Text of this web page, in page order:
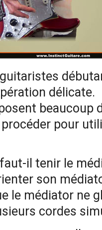
délicate.
beaucoup
pour
il tenir le
son
le médiator ne
cordes